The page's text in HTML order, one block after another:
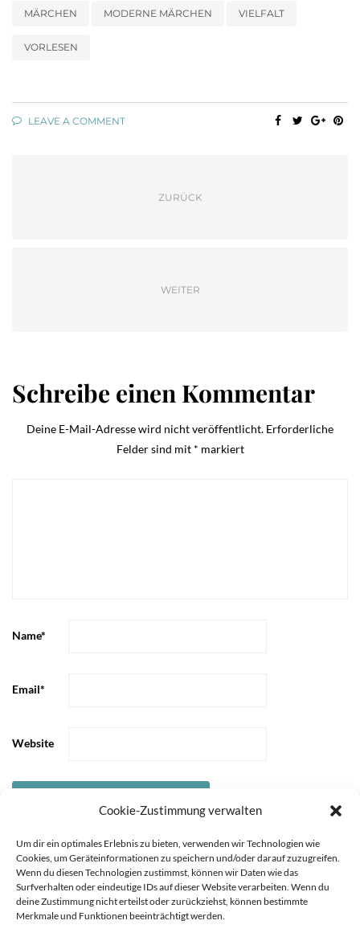
Cookie-Zustimmung verwalten
Um dir ein optimales Erlebnis zu bieten, verwenden wir Technologien wie
Cookies, um Geräteinformationen zu speichern und/oder darauf zuzugreifen.
Wenn du diesen Technologien zustimmst, können wir Daten wie das
Surfverhalten oder eindeutige IDs auf dieser Website verarbeiten. Wenn du
deine Zustimmung nicht erteilst oder zurückziehst, können bestimmte
Merkmale und Funktionen beeinträchtigt werden.
MÄRCHEN MODERNE MÄRCHEN VIELFALT
VORLESEN
LEAVE A COMMENT
ZURÜCK
WEITER
Schreibe einen Kommentar
Deine E-Mail-Adresse wird nicht veröffentlicht. Erforderliche
Felder sind mit * markiert
Name*
Email*
Website